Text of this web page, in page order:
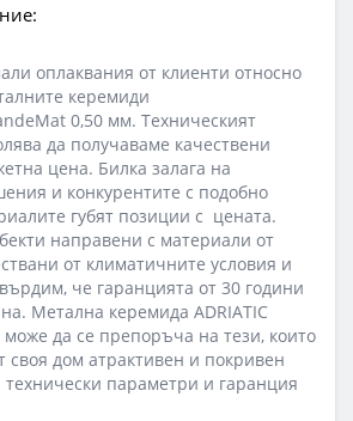
оплаквания от клиенти относно
керемиди
0,50 мм. Техническият
да получаваме качествени
цена. Билка залага на
и конкурентите с подобно
губят позиции с цената.
направени с материали от
от климатичните условия и
че гаранцията от 30 години
Метална керемида ADRIATIC
да се препоръча на тези, които
своя дом атрактивен и покривен
параметри и гаранция